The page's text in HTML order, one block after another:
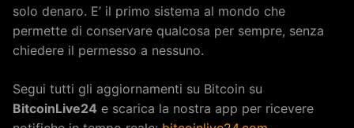
solo denaro. E’ il primo sistema al mondo che
permette di conservare qualcosa per sempre, senza
chiedere il permesso a nessuno.
Segui tutti gli aggiornamenti su Bitcoin su
BitcoinLive24 e scarica la nostra app per ricevere